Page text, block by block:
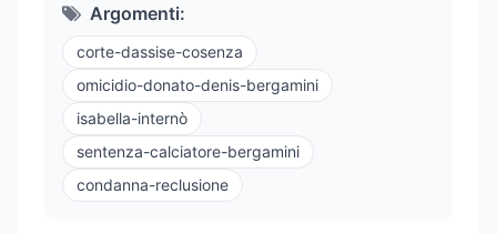
Argomenti:
corte-dassise-cosenza
omicidio-donato-denis-bergamini
isabella-internò
sentenza-calciatore-bergamini
condanna-reclusione